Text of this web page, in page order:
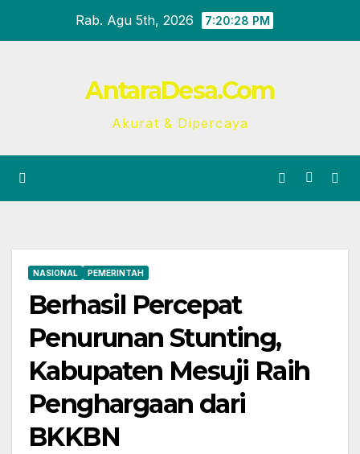
Rab. Agu 5th, 2026 7:20:28 PM
AntaraDesa.Com
Akurat & Dipercaya
NASIONAL PEMERINTAH
Berhasil Percepat
Penurunan Stunting,
Kabupaten Mesuji Raih
Penghargaan dari
BKKBN